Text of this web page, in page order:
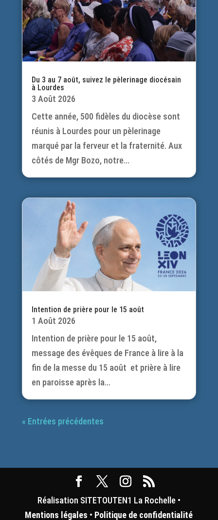
Du 3 au 7 août, suivez le pèlerinage diocésain
à Lourdes
3 Août 2026
Cette année, 500 fidèles du diocèse sont
réunis à Lourdes pour un pèlerinage
marqué par la ferveur et la fraternité. Aux
côtés de Mgr Bozo, notre...
Intention de prière pour le 15 août
1 Août 2026
Intention de prière pour le 15 août,
message des évêques de France à lire à la
fin de la messe du 15 août et prière à lire
en paroisse après la...
« Entrées précédentes
Réalisation SITETOUTEN1 La Rochelle •
Mentions légales • Politique de confidentialité